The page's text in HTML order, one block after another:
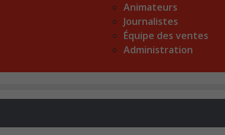
Animateurs
Journalistes
Équipe des ventes
Administration